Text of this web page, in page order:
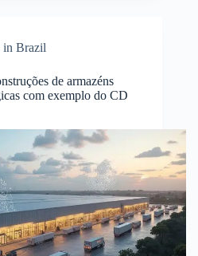
in Brazil
de armazéns
com exemplo do CD